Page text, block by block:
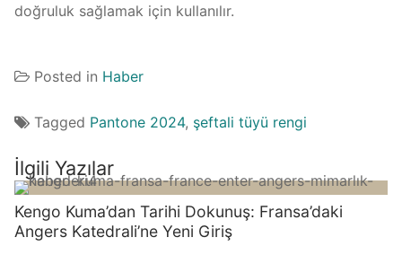
doğruluk sağlamak için kullanılır.
Posted in Haber
Tagged Pantone 2024, şeftali tüyü rengi
İlgili Yazılar
Kengo Kuma’dan Tarihi Dokunuş: Fransa’daki
Angers Katedrali’ne Yeni Giriş